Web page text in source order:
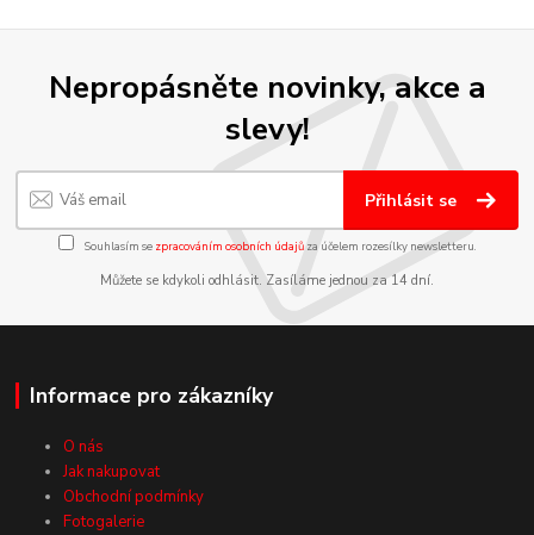
Nepropásněte novinky, akce a
slevy!
Přihlásit se
Souhlasím se zpracováním osobních údajůza účelem rozesílky newsletteru.
Můžete se kdykoli odhlásit. Zasíláme jednou za 14 dní.
Informace pro zákazníky
O nás
Jak nakupovat
Obchodní podmínky
Fotogalerie